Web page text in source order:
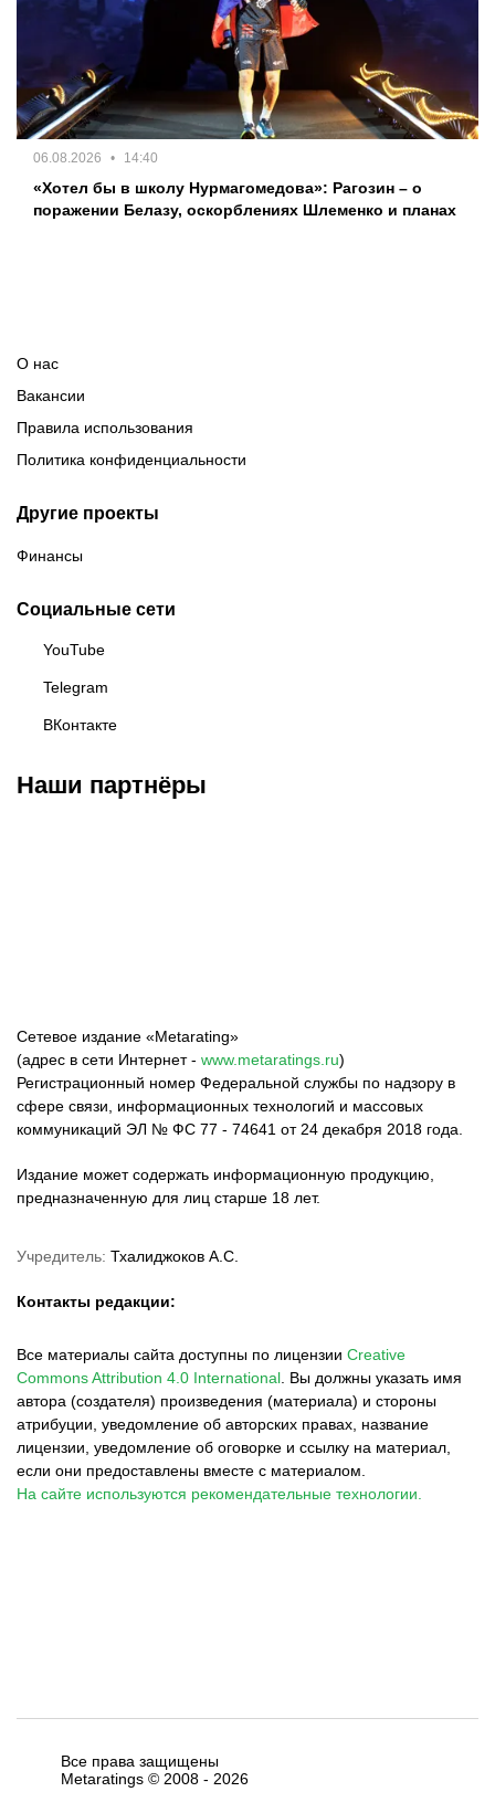
06.08.2026 14:40
«Хотел бы в школу Нурмагомедова»: Рагозин – о
поражении Белазу, оскорблениях Шлеменко и планах
О нас
Вакансии
Правила использования
Политика конфиденциальности
Другие проекты
Финансы
Социальные сети
YouTube
Telegram
ВКонтакте
Наши партнёры
Сетевое издание «Metarating»
(адрес в сети Интернет - www.metaratings.ru)
Регистрационный номер Федеральной службы по надзору в
сфере связи, информационных технологий и массовых
коммуникаций ЭЛ № ФС 77 - 74641 от 24 декабря 2018 года.
Издание может содержать информационную продукцию,
предназначенную для лиц старше 18 лет.
Учредитель: Тхалиджоков А.С.
Контакты редакции:
Все материалы сайта доступны по лицензии Creative
Commons Attribution 4.0 International Вы должны указать имя
автора (создателя) произведения (материала) и стороны
атрибуции, уведомление об авторских правах, название
лицензии, уведомление об оговорке и ссылку на материал,
если они предоставлены вместе с материалом.
На сайте используются рекомендательные технологии.
Все права защищены
Metaratings © 2008 - 2026